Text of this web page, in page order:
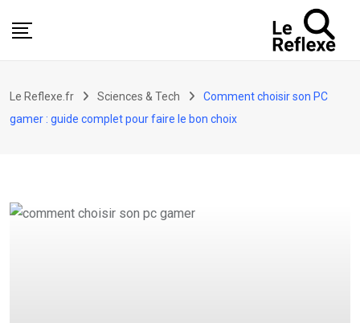
Le Reflexe.fr Sciences & Tech
Comment choisir son PC
gamer : guide complet pour faire le bon choix